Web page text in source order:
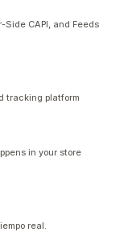
Side CAPI, and Feeds
tracking platform
in your store
real.